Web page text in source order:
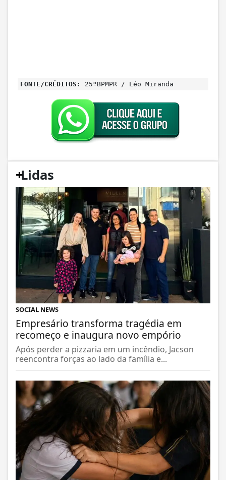
FONTE/CRÉDITOS: 25ºBPMPR / Léo Miranda
+
Lidas
SOCIAL NEWS
Empresário transforma tragédia em
recomeço e inaugura novo empório
Após perder a pizzaria em um incêndio, Jacson
reencontra forças ao lado da família e...